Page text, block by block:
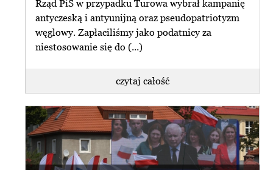
Rząd PiS w przypadku Turowa wybrał kampanię
antyczeską i antyunijną oraz pseudopatriotyzm
węglowy. Zapłaciliśmy jako podatnicy za
niestosowanie się do (...)
czytaj całość